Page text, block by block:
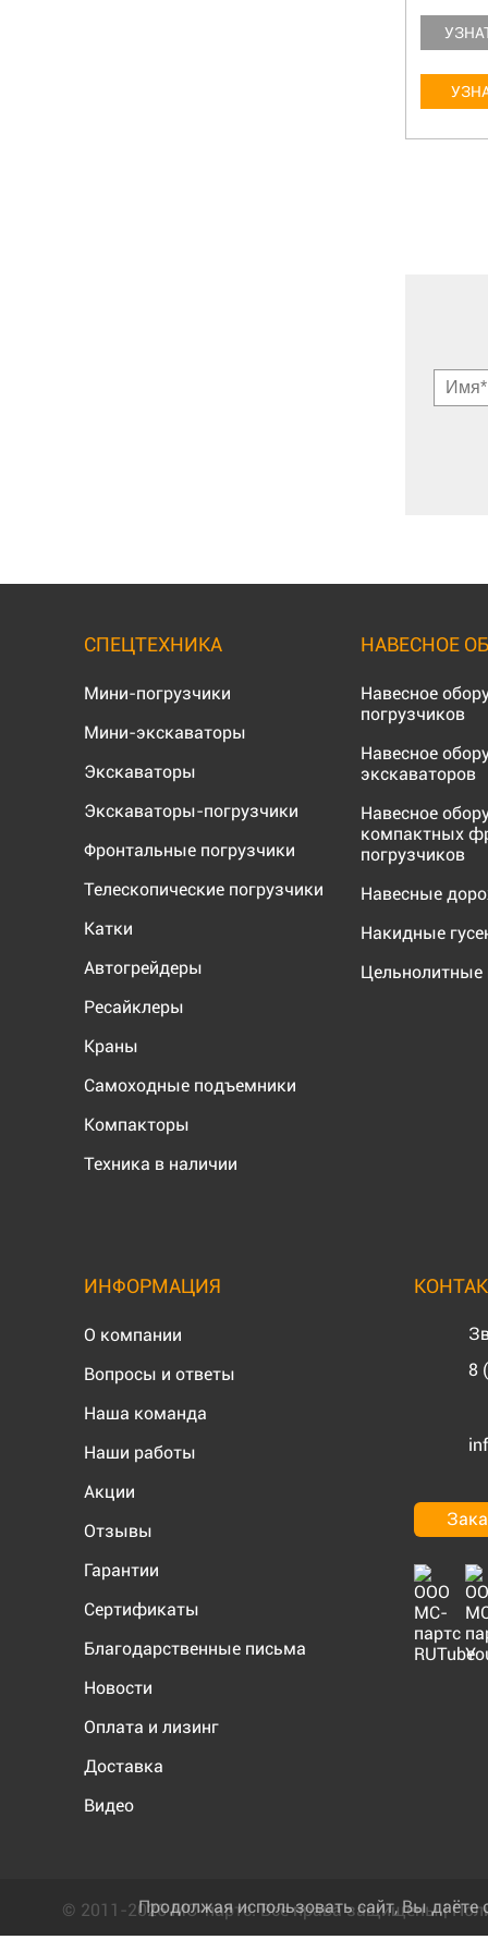
СПЕЦТЕХНИКА
Мини-погрузчики
Мини-экскаваторы
Экскаваторы
Экскаваторы-погрузчики
Фронтальные погрузчики
Телескопические погрузчики
Катки
Автогрейдеры
Ресайклеры
Краны
Самоходные подъемники
Компакторы
Техника в наличии
НАВЕСНОЕ
Навесное
погрузчиков
Навесное
экскаваторов
Навесное
компактных
погрузчиков
Навесные
Накидные
Цельнолитные
ИНФОРМАЦИЯ
О компании
Вопросы и ответы
Наша команда
Наши работы
Акции
Отзывы
Гарантии
Сертификаты
Благодарственные письма
Новости
Оплата и лизинг
Доставка
Видео
8
© 2011-2026 МС-партс. Все права защищены |
Продолжая использовать сайт, Вы даёте